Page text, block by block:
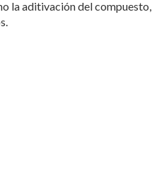
la aditivación del compuesto,